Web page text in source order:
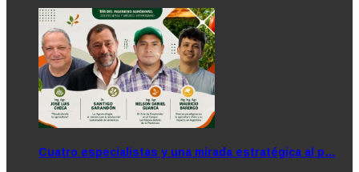
Cuatro especialistas y una mirada estratégica al p…